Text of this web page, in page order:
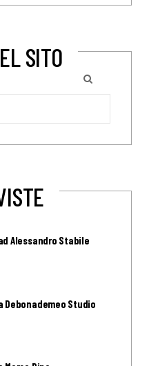
SITO
Alessandro Stabile
Debonademeo Studio